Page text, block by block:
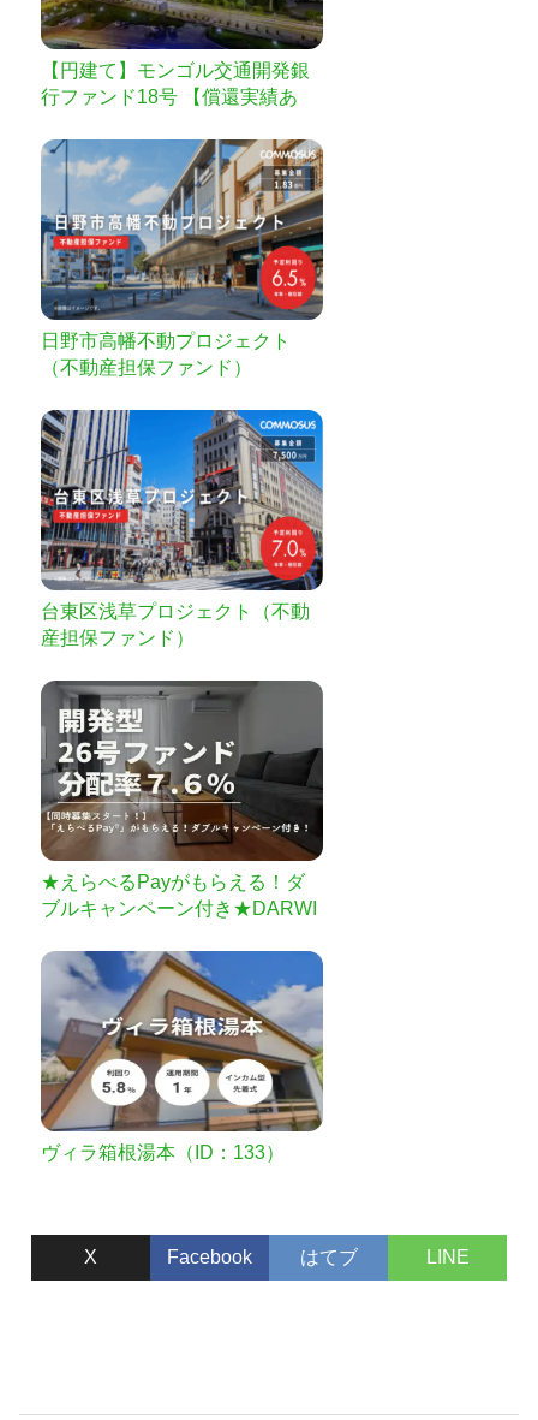
【円建て】モンゴル交通開発銀
行ファンド18号 【償還実績あ
日野市高幡不動プロジェクト
（不動産担保ファンド）
台東区浅草プロジェクト（不動
産担保ファンド）
★えらべるPayがもらえる！ダ
ブルキャンペーン付き★DARWI
ヴィラ箱根湯本（ID：133）
X Facebook はてブ LINE